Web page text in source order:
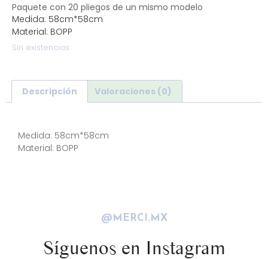
Paquete con 20 pliegos de un mismo modelo
Medida: 58cm*58cm
Material: BOPP
Sin existencias
Descripción Valoraciones (0)
Medida: 58cm*58cm
Material: BOPP
@MERCI.MX
Síguenos en Instagram